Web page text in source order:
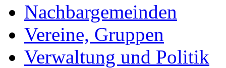
Nachbargemeinden
Vereine, Gruppen
Verwaltung und Politik